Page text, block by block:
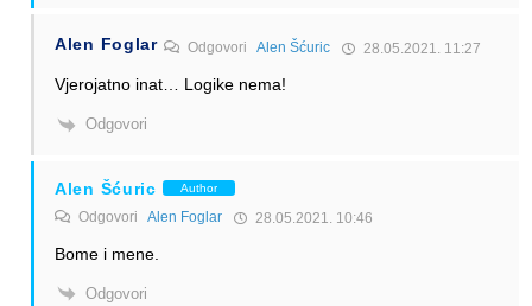
Alen Foglar Odgovori Alen Šćuric 28.05.2021. 11:27
Vjerojatno inat… Logike nema!
Odgovori
Alen Šćuric Author
Odgovori Alen Foglar 28.05.2021. 10:46
Bome i mene.
Odgovori